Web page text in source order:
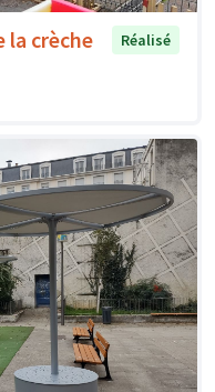
la crèche
Réalisé